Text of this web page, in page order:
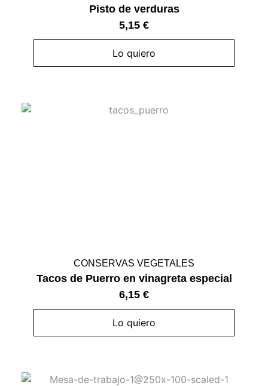
Pisto de verduras
5,15 €
Lo quiero
CONSERVAS VEGETALES
Tacos de Puerro en vinagreta especial
6,15 €
Lo quiero